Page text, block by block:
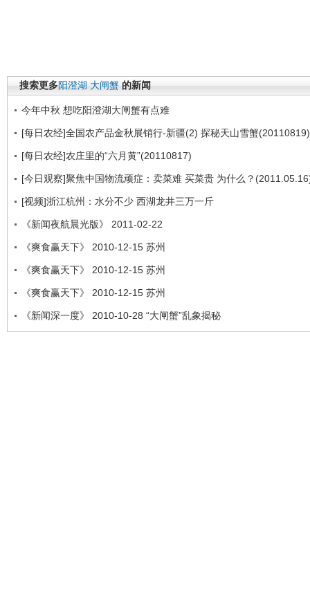
搜索更多阳澄湖 大闸蟹 的新闻
今年中秋 想吃阳澄湖大闸蟹有点难
[每日农经]全国农产品金秋展销行-新疆(2) 探秘天山雪蟹(20110819)
[每日农经]农庄里的“六月黄”(20110817)
[今日观察]聚焦中国物流顽症：卖菜难 买菜贵 为什么？
[视频]浙江杭州：水分不少 西湖龙井三万一斤
《新闻夜航晨光版》 2011-02-22
《爽食赢天下》 2010-12-15 苏州
《爽食赢天下》 2010-12-15 苏州
《爽食赢天下》 2010-12-15 苏州
《新闻深一度》 2010-10-28 “大闸蟹”乱象揭秘